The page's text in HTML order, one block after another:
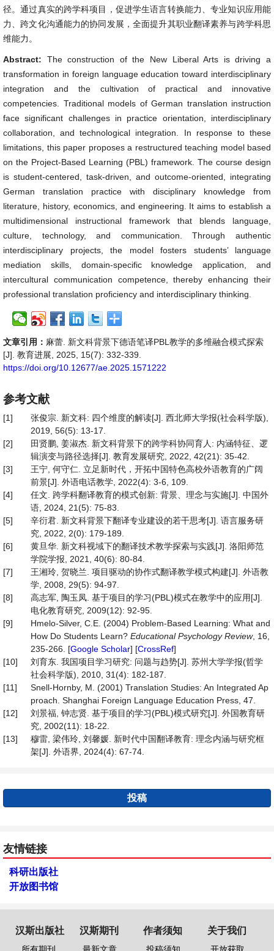
径。通过真实的跨学科项目，促进学生语言转换能力、专业知识应用能
力、跨文化沟通能力的协同发展，全面提升其职业翻译素养与跨学科思
维能力。
Abstract: The construction of the New Liberal Arts is driving a
transformation in foreign language education toward interdisciplinary
integration and the cultivation of practical and innovative
competencies. Traditional models of German translation instruction
face significant challenges in practice orientation, interdisciplinary
collaboration, and technological integration. In response to these
limitations, this paper proposes a restructured teaching model based
on the Project-Based Learning (PBL) framework. The course design
is student-centered, task-driven, and outcome-oriented, integrating
German translation practice with disciplinary knowledge from
literature, history, economics, and engineering. It aims to establish a
multidimensional instructional framework that blends language,
culture, technology, and communication. Through authentic
interdisciplinary projects, the model fosters students’ language
mediation skills, domain-specific knowledge application, and
intercultural communication competence, thereby enhancing their
professional translation proficiency and interdisciplinary thinking.
文章引用： 麻蕾. 新文科背景下德语笔译PBL教学的多维融合模式探索
[J]. 教育进展, 2025, 15(7): 332-339.
https://doi.org/10.12677/ae.2025.1571222
参考文献
[1]
张俊宗. 新文科: 四个维度的解读[J]. 西北师大学报(社会科学版),
2019, 56(5): 13-17.
[2]
田贤鹏, 姜淑杰. 新文科背景下的跨学科协同育人: 内涵特征、逻
辑演变与路径选择[J]. 教育发展研究, 2022, 42(21): 35-42.
[3]
王宁, 何守仁. 立足新时代，开拓中国特色高校外语教育的广阔
前景[J]. 外语电话教学, 2022(4): 3-6, 109.
[4]
任文. 跨学科翻译教育的模式创新: 背景、理念与实施[J]. 中国外
语, 2024, 21(5): 75-83.
[5]
辛衍君. 新文科背景下翻译专业建设的若干思考[J]. 语言服务研
究, 2022, 2(0): 179-189.
[6]
黄旦华. 新文科视域下的翻译技术教学探索与实践[J]. 洛阳师范
学院学报, 2021, 40(6): 80-84.
[7]
王湘玲, 贺晓兰. 项目驱动的协作式翻译教学模式构建[J]. 外语教
学, 2008, 29(5): 94-97.
[8]
高志军, 陶玉凤. 基于项目的学习(PBL)模式在教学中的应用[J].
电化教育研究, 2009(12): 92-95.
[9]
Hmelo-Silver, C.E. (2004) Problem-Based Learning: What and
How Do Students Learn? Educational Psychology Review, 16,
235-266. [Google Scholar] [CrossRef]
[10]
刘育东. 我国项目学习研究: 问题与趋势[J]. 苏州大学学报(哲学
社会科学版), 2010, 31(4): 182-187.
[11]
Snell-Hornby, M. (2001) Translation Studies: An Integrated Ap
proach. Shanghai Foreign Language Education Press, 47.
[12]
刘景福, 钟志贤. 基于项目的学习(PBL)模式研究[J]. 外国教育研
究, 2002(11): 18-22.
[13]
穆雷, 梁伟玲, 刘馨媛. 新时代中国翻译教育: 理念内涵与研究框
架[J]. 外语界, 2024(4): 67-74.
投稿
友情链接
科研出版社
开放图书馆
汉斯出版社 汉斯期刊 作者须知 关于我们